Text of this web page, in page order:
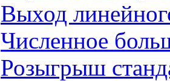
Выход
Численное
Розыгрыш